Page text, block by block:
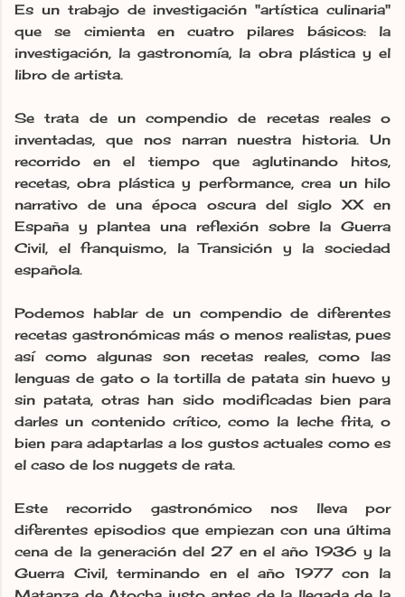
Es un trabajo de investigación "artística culinaria"
que se cimienta en cuatro pilares básicos: la
investigación, la gastronomía, la obra plástica y el
libro de artista.
Se trata de un compendio de recetas reales o
inventadas, que nos narran nuestra historia. Un
recorrido en el tiempo que aglutinando hitos,
recetas, obra plástica y performance, crea un hilo
narrativo de una época oscura del siglo XX en
España y plantea una reflexión sobre la Guerra
Civil, el franquismo, la Transición y la sociedad
española.
Podemos hablar de un compendio de diferentes
recetas gastronómicas más o menos realistas, pues
así como algunas son recetas reales, como las
lenguas de gato o la tortilla de patata sin huevo y
sin patata, otras han sido modificadas bien para
darles un contenido crítico, como la leche frita, o
bien para adaptarlas a los gustos actuales como es
el caso de los nuggets de rata.
Este recorrido gastronómico nos lleva por
diferentes episodios que empiezan con una última
cena de la generación del 27 en el año 1936 y la
Guerra Civil, terminando en el año 1977 con la